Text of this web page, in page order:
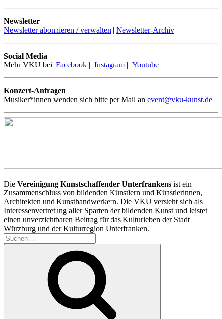
Newsletter
Newsletter abonnieren / verwalten | Newsletter-Archiv
Social Media
Mehr VKU bei Facebook | Instagram | Youtube
Konzert-Anfragen
Musiker*innen wenden sich bitte per Mail an event@vku-kunst.de
Die Vereinigung Kunstschaffender Unterfrankens ist ein
Zusammenschluss von bildenden Künstlern und Künstlerinnen,
Architekten und Kunsthandwerkern. Die VKU versteht sich als
Interessenvertretung aller Sparten der bildenden Kunst und leistet
einen unverzichtbaren Beitrag für das Kulturleben der Stadt
Würzburg und der Kulturregion Unterfranken.
Suchen
nach: